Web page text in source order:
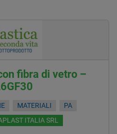
fibra di vetro –
MATERIALI
PA
ITALIA SRL